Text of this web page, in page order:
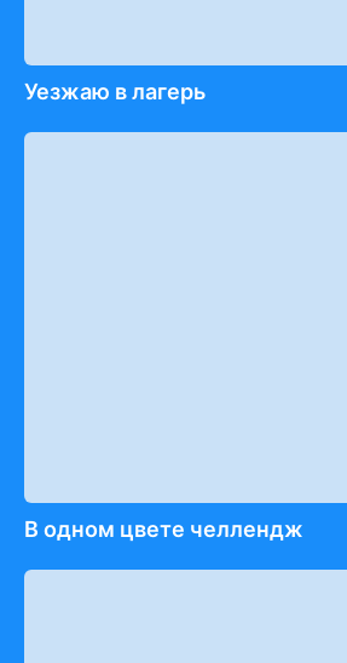
Уезжаю в лагерь
В одном цвете челлендж